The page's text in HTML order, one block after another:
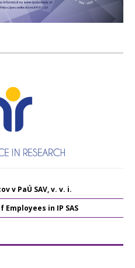
v PaÚ SAV, v. v. i.
in IP SAS